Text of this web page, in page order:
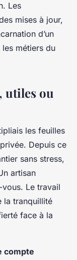
Les
mises à jour,
d’un
métiers du
utiles ou
les feuilles
Depuis ce
sans stress,
artisan
vous. Le travail
la tranquillité
face à la
compte